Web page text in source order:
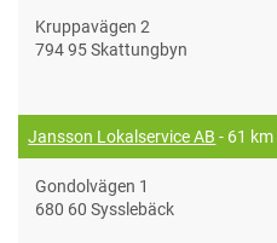
Kruppavägen 2
794 95 Skattungbyn
Jansson Lokalservice AB - 61 km
Gondolvägen 1
680 60 Sysslebäck